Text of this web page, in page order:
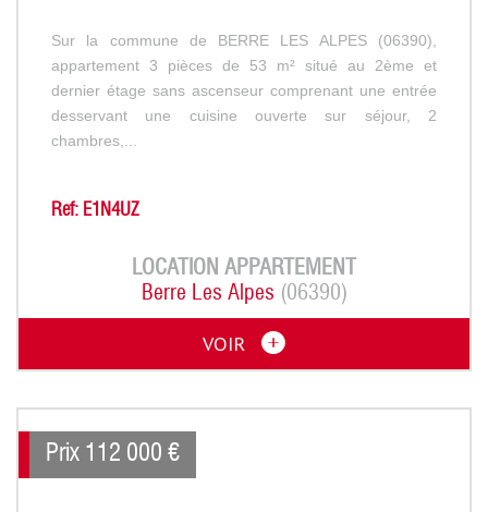
Sur la commune de BERRE LES ALPES (06390),
appartement 3 pièces de 53 m² situé au 2ème et
dernier étage sans ascenseur comprenant une entrée
desservant une cuisine ouverte sur séjour, 2
chambres,...
Ref: E1N4UZ
LOCATION APPARTEMENT
Berre Les Alpes (06390)
VOIR
Prix 112 000 €